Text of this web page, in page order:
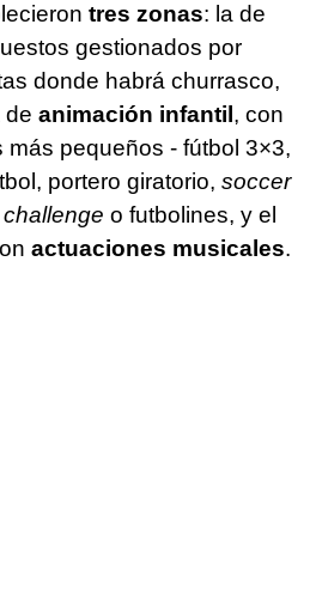
tres zonas: la de
gestionados por
donde habrá churrasco,
de animación infantil , con
pequeños - fútbol 3×3,
portero giratorio, soccer
o futbolines, y el
actuaciones musicales.